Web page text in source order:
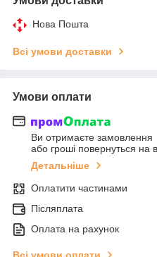
Нова Пошта
Всі умови доставки
Умови оплати
Ви отримаєте замовлення
або гроші повернуться на
Детальніше
Оплатити частинами
Післяплата
Оплата на рахунок